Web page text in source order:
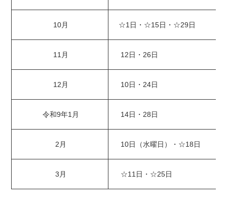
10月 ☆1日・☆15日・☆29日
11月 12日・26日
12月 10日・24日
令和9年1月 14日・28日
2月 10日（水曜日）・☆18日
3月 ☆11日・☆25日